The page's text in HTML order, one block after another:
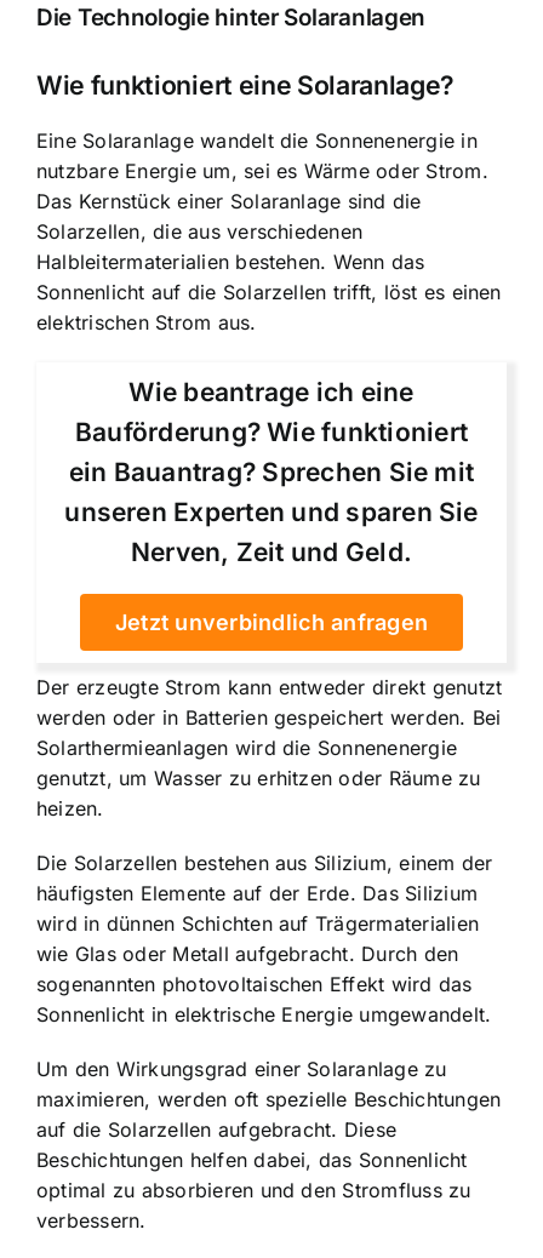
Die Technologie hinter Solaranlagen
Wie funktioniert eine Solaranlage?
Eine Solaranlage wandelt die Sonnenenergie in
nutzbare Energie um, sei es Wärme oder Strom.
Das Kernstück einer Solaranlage sind die
Solarzellen, die aus verschiedenen
Halbleitermaterialien bestehen. Wenn das
Sonnenlicht auf die Solarzellen trifft, löst es einen
elektrischen Strom aus.
Wie beantrage ich eine
Bauförderung? Wie funktioniert
ein Bauantrag? Sprechen Sie mit
unseren Experten und sparen Sie
Nerven, Zeit und Geld.
Jetzt unverbindlich anfragen
Der erzeugte Strom kann entweder direkt genutzt
werden oder in Batterien gespeichert werden. Bei
Solarthermieanlagen wird die Sonnenenergie
genutzt, um Wasser zu erhitzen oder Räume zu
heizen.
Die Solarzellen bestehen aus Silizium, einem der
häufigsten Elemente auf der Erde. Das Silizium
wird in dünnen Schichten auf Trägermaterialien
wie Glas oder Metall aufgebracht. Durch den
sogenannten photovoltaischen Effekt wird das
Sonnenlicht in elektrische Energie umgewandelt.
Um den Wirkungsgrad einer Solaranlage zu
maximieren, werden oft spezielle Beschichtungen
auf die Solarzellen aufgebracht. Diese
Beschichtungen helfen dabei, das Sonnenlicht
optimal zu absorbieren und den Stromfluss zu
verbessern.